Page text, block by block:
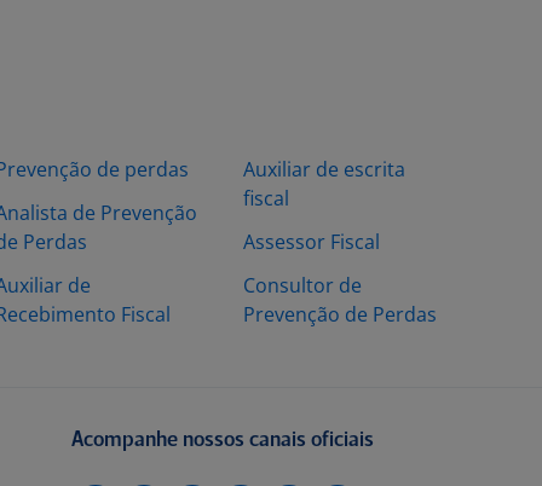
de perdas
de Prevenção
Perdas
de
Fiscal
Auxiliar de escrita
fiscal
Assessor Fiscal
Consultor de
Prevenção de Perdas
Acompanhe nossos canais oficiais